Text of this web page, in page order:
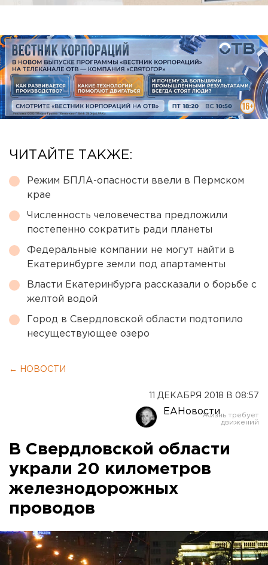
ЧИТАЙТЕ ТАКЖЕ:
Режим БПЛА-опасности ввели в Пермском
крае
Численность человечества предложили
постепенно сократить ради планеты
Федеральные компании не могут найти в
Екатеринбурге земли под апартаменты
Власти Екатеринбурга рассказали о борьбе с
желтой водой
Город в Свердловской области подтопило
несуществующее озеро
← НОВОСТИ
11 ДЕКАБРЯ 2018 В 08:57
ЕАНовости
В Свердловской области
украли 20 километров
железнодорожных
проводов